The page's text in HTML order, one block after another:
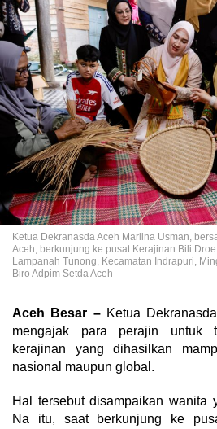
Ketua Dekranasda Aceh Marlina Usman,
Aceh, berkunjung ke pusat Kerajinan Bili
Lampanah Tunong, Kecamatan Indrapuri,
Biro Adpim Setda Aceh
Aceh Besar –Ketua
mengajak para perajin untuk
kerajinan yang dihasilkan
nasional maupun global.
Hal tersebut disampaikan wanita
Na itu, saat berkunjung ke